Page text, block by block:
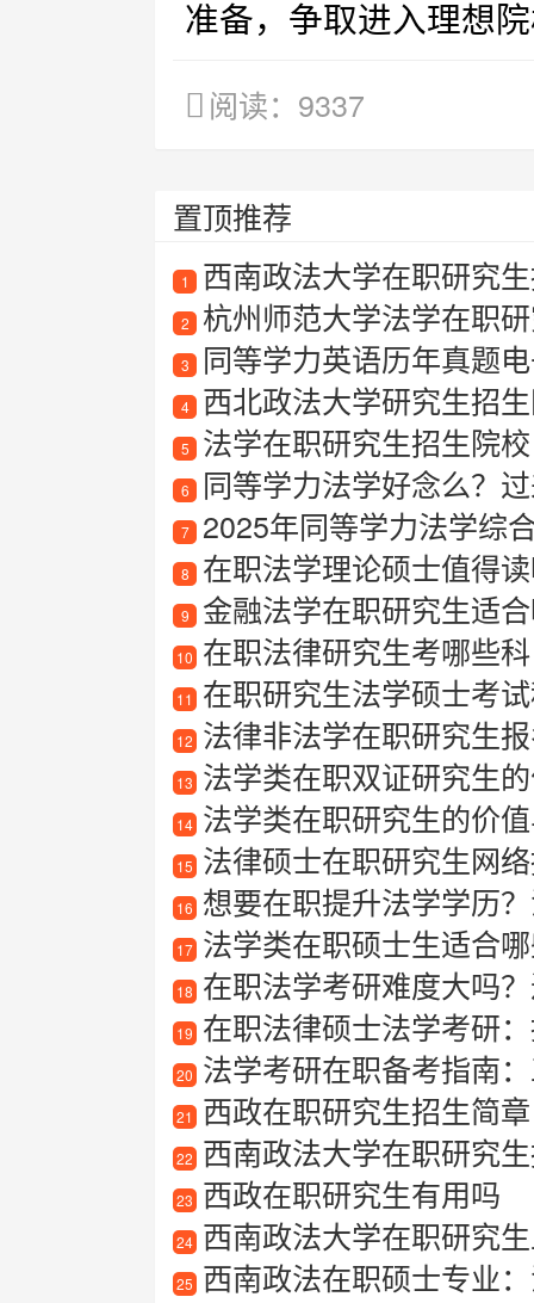
准备，争取进入理想
阅读：9337
置顶推荐
1 西南政法大学在职研究
2 杭州师范大学法学在职
3 同等学力英语历年真题
4 西北政法大学研究生招
5 法学在职研究生招生院校
6 同等学力法学好念么？
7 2025年同等学力法学综
8 在职法学理论硕士值得
9 金融法学在职研究生适合
10 在职法律研究生考哪些
11 在职研究生法学硕士考
12 法律非法学在职研究生
13 法学类在职双证研究生
14 法学类在职研究生的价
15 法律硕士在职研究生网
16 想要在职提升法学学历
17 法学类在职硕士生适合哪
18 在职法学考研难度大吗
19 在职法律硕士法学考研
20 法学考研在职备考指南：
21 西政在职研究生招生简章
22 西南政法大学在职研究生报考
23 西政在职研究生有用吗
24 西南政法大学在职研究
25 西南政法在职硕士专业